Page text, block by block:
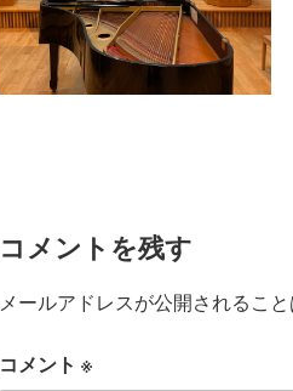
コメントを残す
メールアドレスが公開されること
コメント ※